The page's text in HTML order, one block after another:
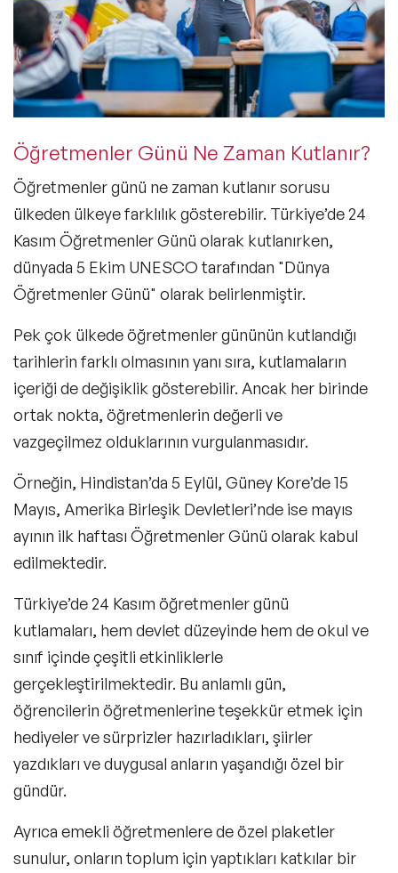
Öğretmenler Günü Ne Zaman Kutlanır?
Öğretmenler günü ne zaman kutlanırsorusu
ülkeden ülkeye farklılık gösterebilir. Türkiye’de 24
Kasım Öğretmenler Günü olarak kutlanırken,
dünyada 5 Ekim UNESCO tarafından "Dünya
Öğretmenler Günü" olarak belirlenmiştir.
Pek çok ülkede öğretmenler gününün kutlandığı
tarihlerin farklı olmasının yanı sıra, kutlamaların
içeriği de değişiklik gösterebilir. Ancak her birinde
ortak nokta, öğretmenlerin değerli ve
vazgeçilmez olduklarının vurgulanmasıdır.
Örneğin, Hindistan’da 5 Eylül, Güney Kore’de 15
Mayıs, Amerika Birleşik Devletleri’nde ise mayıs
ayının ilk haftası Öğretmenler Günü olarak kabul
edilmektedir.
Türkiye’de 24 Kasım öğretmenler günü
kutlamaları, hem devlet düzeyinde hem de okul ve
sınıf içinde çeşitli etkinliklerle
gerçekleştirilmektedir. Bu anlamlı gün,
öğrencilerin öğretmenlerine teşekkür etmek için
hediyeler ve sürprizler hazırladıkları, şiirler
yazdıkları ve duygusal anların yaşandığı özel bir
gündür.
Ayrıca emekli öğretmenlere de özel plaketler
sunulur, onların toplum için yaptıkları katkılar bir